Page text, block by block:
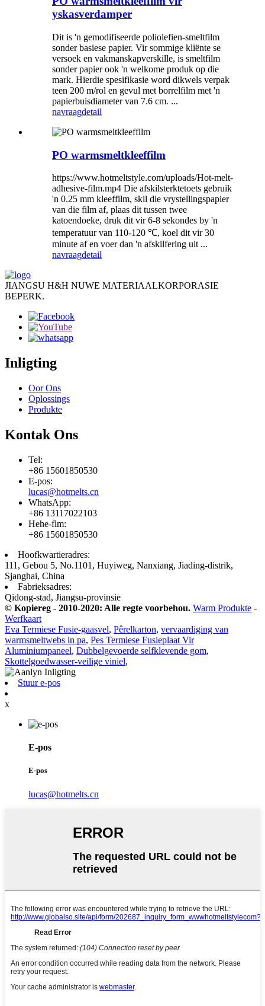
yskasverdamper
Dit is 'n gemodifiseerde poliolefien-smeltfilm
sonder basiese papier. Vir sommige kliënte se
versoek en vakmanskapverskille, is smeltfilm
sonder papier ook 'n welkome produk op die
mark. Hierdie spesifikasie word dikwels verpak
teen 200 m/rol en gevul met borrelfilm met 'n
papierbuisdiameter van 7.6 cm. ...
navraagdetail
PO warmsmeltkleeffilm
https://www.hotmeltstyle.com/uploads/Hot-melt-
adhesive-film.mp4 Die afskilsterktetoets gebruik
'n 0.25 mm kleeffilm, skil die vrystellingspapier
van die film af, plaas dit tussen twee
katoendoeke, druk dit vir 6-8 sekondes by 'n
temperatuur van 110-120 ℃, koel dit vir 30
minute af en voer dan 'n afskilfering uit ...
navraagdetail
JIANGSU H&H NUWE MATERIAALKORPORASIE
BEPERK.
Inligting
Oor Ons
Oplossings
Produkte
Kontak Ons
Tel:
+86 15601850530
E-pos:
lucas@hotmelts.cn
WhatsApp:
+86 13117022103
Hehe-flm:
+86 15601850530
Hoofkwartieradres:
111, Gebou 5, No.1101, Huyiweg, Nanxiang, Jiading-distrik,
Sjanghai, China
Fabrieksadres:
Qidong-stad, Jiangsu-provinsie
© Kopiereg - 2010-2020: Alle regte voorbehou. Warm Produkte -
Werfkaart
Eva Termiese Fusie-gaasvel, Pêrelkarton, vervaardiging van
warmsmeltwebs in pa, Pes Termiese Fusieplaat Vir
Aluminiumpaneel, Dubbelgevoerde selfklevende gom,
Skottelgoedwasser-veilige viniel,
Stuur e-pos
x
E-pos
E-pos
lucas@hotmelts.cn